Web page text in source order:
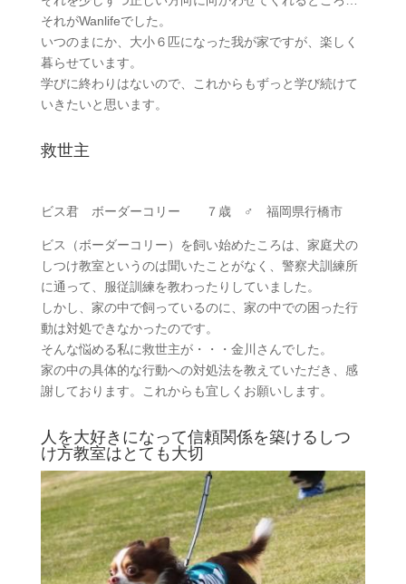
それがWanlifeでした。
いつのまにか、大小６匹になった我が家ですが、楽しく
暮らせています。
学びに終わりはないので、これからもずっと学び続けて
いきたいと思います。
救世主
ビス君 ボーダーコリー ７歳 ♂ 福岡県行橋市
ビス（ボーダーコリー）を飼い始めたころは、家庭犬の
しつけ教室というのは聞いたことがなく、警察犬訓練所
に通って、服従訓練を教わったりしていました。
しかし、家の中で飼っているのに、家の中での困った行
動は対処できなかったのです。
そんな悩める私に救世主が・・・金川さんでした。
家の中の具体的な行動への対処法を教えていただき、感
謝しております。これからも宜しくお願いします。
人を大好きになって信頼関係を築けるしつ
け方教室はとても大切